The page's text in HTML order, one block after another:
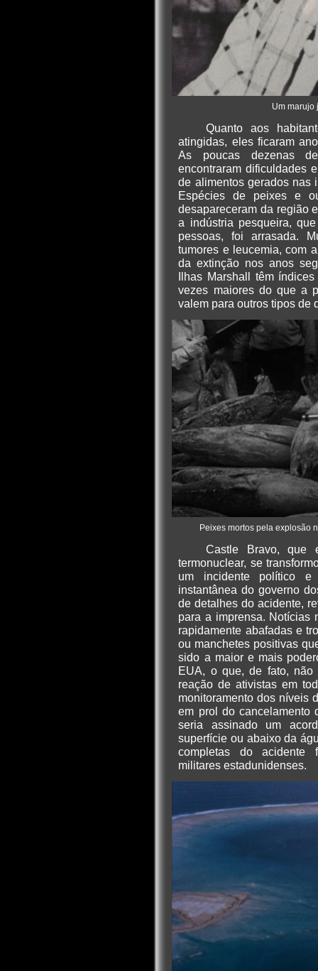
Um marujo
Quanto aos
atingidas, eles ficaram
As poucas dezenas
encontraram dificuldades
de alimentos gerados nas
Espécies de peixes e
desapareceram da região
a indústria pesqueira,
pessoas, foi arrasada.
tumores e leucemia, com
da extinção nos anos
Ilhas Marshall têm
vezes maiores do que a
valem para outros tipos de
Peixes mortos pela explosão
Castle Bravo, que
termonuclear, se
um incidente político e
instantânea do governo
de detalhes do acidente,
para a imprensa. Notícias
rapidamente abafadas e
ou manchetes positivas
sido a maior e mais
EUA, o que, de fato,
reação de ativistas em
monitoramento dos níveis
em prol do cancelamento
seria assinado um
superfície ou abaixo da
completas do acidente
militares estadunidenses.